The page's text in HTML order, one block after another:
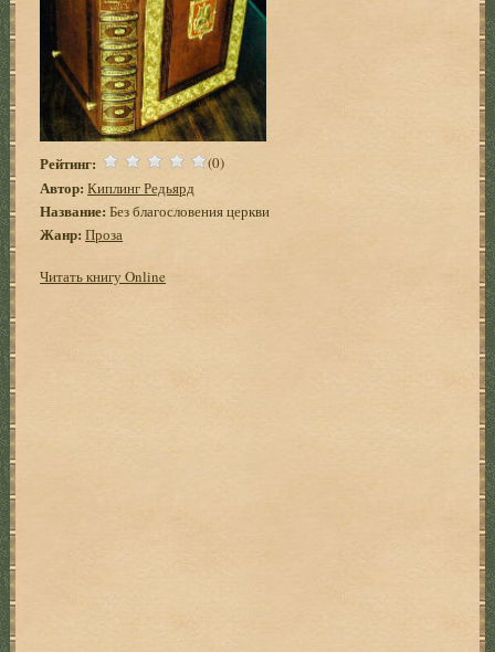
Рейтинг: (0)
Автор: Киплинг Редьярд
Название: Без благословения церкви
Жанр: Проза
Читать книгу Online